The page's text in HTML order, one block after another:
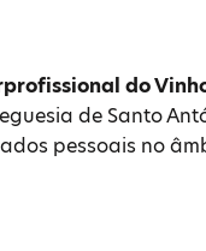
do
de Santo
pessoais no